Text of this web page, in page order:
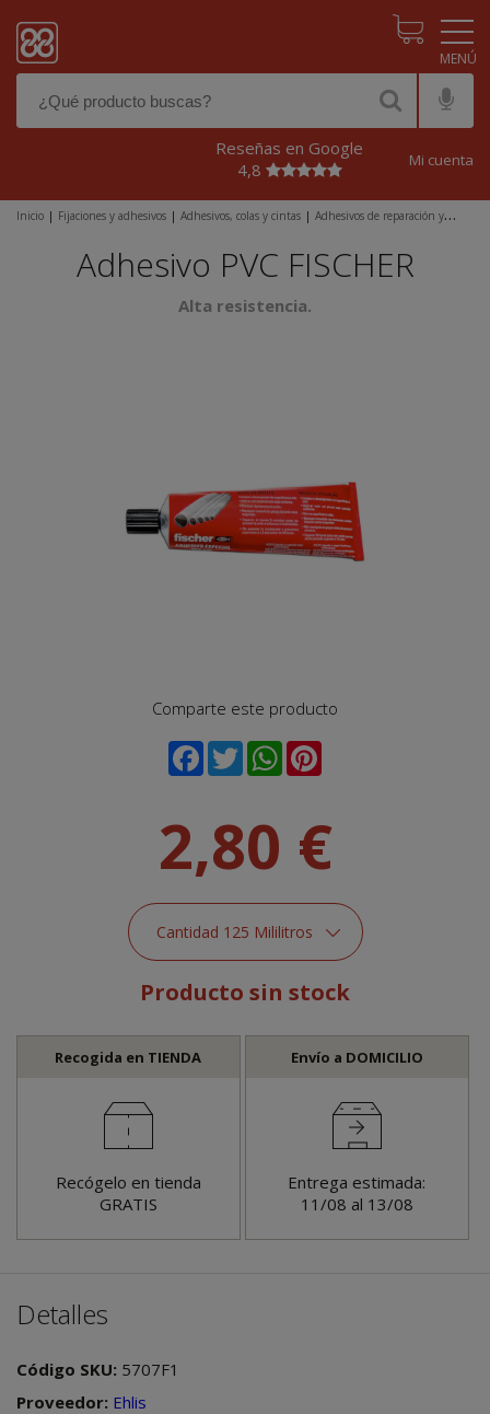
Reseñas en Google
4,8
Mi cuenta
Inicio | Fijaciones y adhesivos | Adhesivos, colas y cintas | Adhesivos de reparación y
Comparte este producto
Adhesivo PVC FISCHER
Alta resistencia.
2,80 €
Producto sin stock
Recogida en TIENDA
Recógelo en tienda
GRATIS
Envío a DOMICILIO
Entrega estimada:
11/08 al 13/08
Detalles
Código SKU: 5707F1
Proveedor: Ehlis